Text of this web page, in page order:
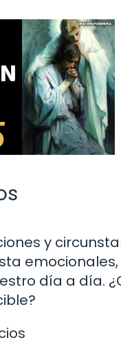
y
día a día.